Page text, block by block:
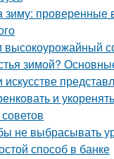
зимой?
и
не выбрасывать
способ в банке